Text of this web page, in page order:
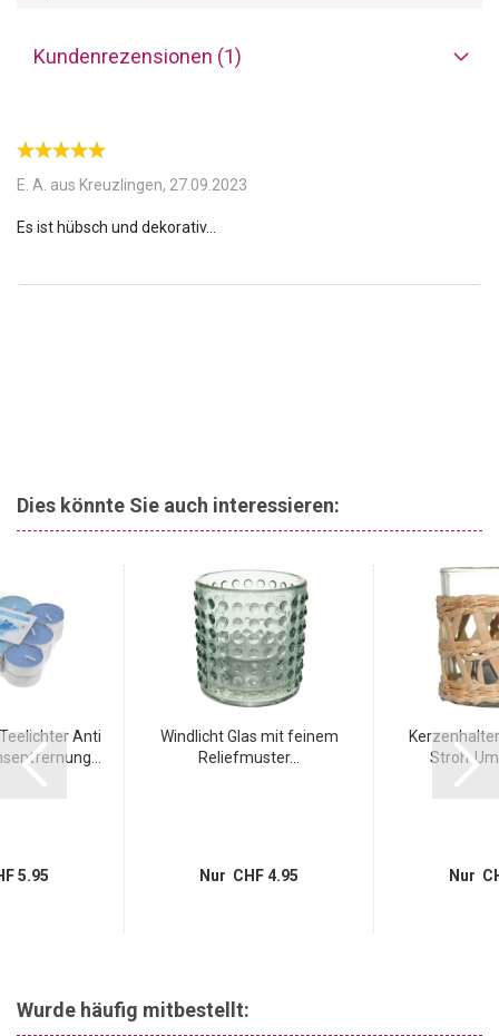
Wände. Bei alledem verbreitet er einen warmen, wohligen
bunten Pflanzen garantieren nicht nur einen kleinen Farbtupfer,
Deckel aus Metall. Somit ist es problemlos möglich, die zarten
und anders gestalten – sowohl mit Blumen als auch mit Gräsern
Kundenrezensionen (1)
E. A. aus Kreuzlingen, 27.09.2023
Dies könnte Sie auch interessieren:
Anti
5.95
Windlicht Glas mit feinem
Reliefmuster...
Nur CHF 4.95
Stroh-
Nur
Wurde häufig mitbestellt: